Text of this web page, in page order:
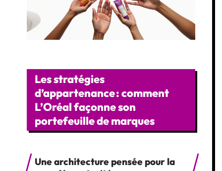
Les stratégies
d’appartenance : comment
L’Oréal façonne son
portefeuille de marques
Une architecture pensée pour la